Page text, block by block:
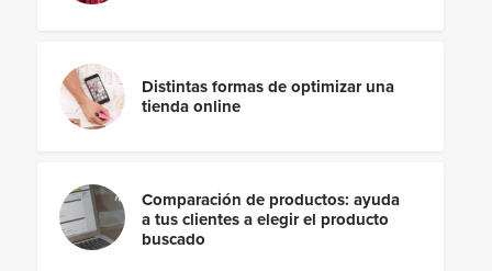
Distintas formas de optimizar una
tienda online
Comparación de productos: ayuda
a tus clientes a elegir el producto
buscado